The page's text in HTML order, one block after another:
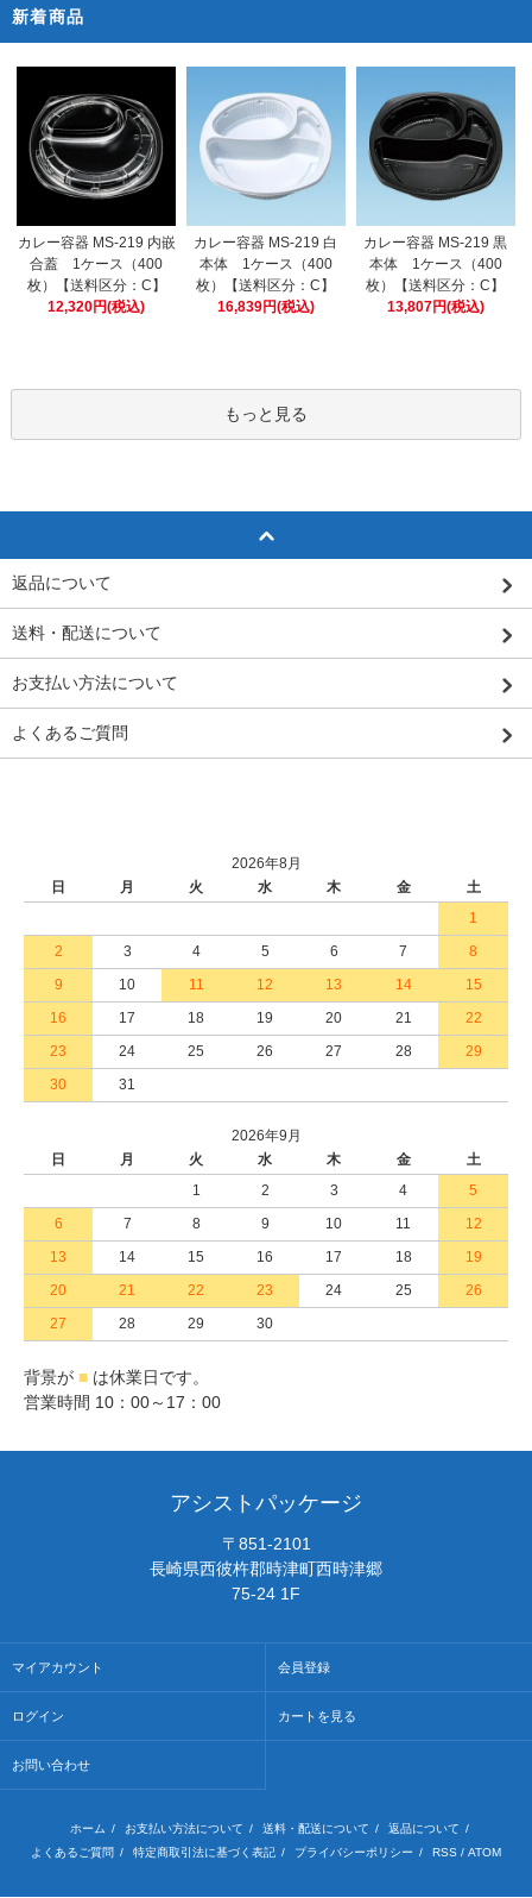
新着商品
カレー容器 MS-219 内嵌
合蓋 1ケース（400
枚）【送料区分：C】
12,320円(税込)
カレー容器 MS-219 白
本体 1ケース（400
枚）【送料区分：C】
16,839円(税込)
カレー容器 MS-219 黒
本体 1ケース（400
枚）【送料区分：C】
13,807円(税込)
もっと見る
返品について
送料・配送について
お支払い方法について
よくあるご質問
2026年8月
日
月 火 水 木 金
土
1
2
3 4 5 6 7
8
9
10 11 12 13 14
15
16
17 18 19 20 21
22
23
24 25 26 27 28
29
30
31
2026年9月
日
月 火 水 木 金
土
1
2 3 4
5
6
7 8 9 10 11
12
13
14 15 16 17 18
19
20
21 22 23 24 25
26
27
28 29 30
背景が ■ は休業日です。
営業時間 10：00～17：00
アシストパッケージ
〒851-2101
長崎県西彼杵郡時津町西時津郷
75-24 1F
マイアカウント 会員登録
ログイン カートを見る
お問い合わせ
ホーム / お支払い方法について / 送料・配送について / 返品について /
よくあるご質問 / 特定商取引法に基づく表記 / プライバシーポリシー / RSS / ATOM